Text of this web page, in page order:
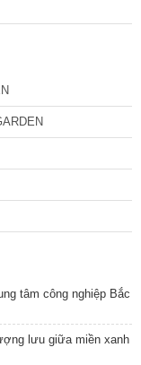
tâm công nghiệp Bắc
lưu giữa miền xanh